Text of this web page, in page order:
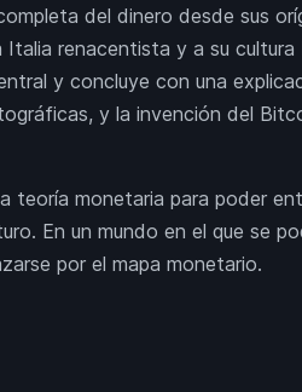
del dinero desde sus
renacentista y a su cultura
y concluye con una
y la invención del
teoría monetaria para poder
En un mundo en el que se
por el mapa monetario.